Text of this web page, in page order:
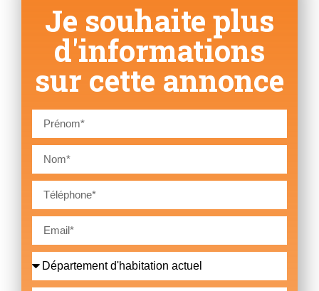
Je souhaite plus
d'informations
sur cette annonce